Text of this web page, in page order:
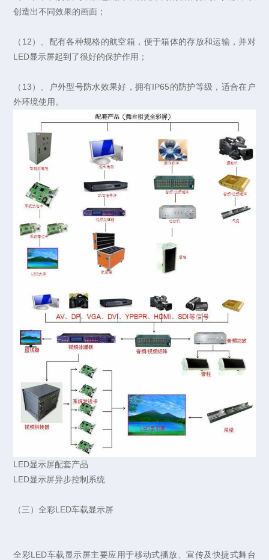
创造出不同效果的画面；
（12）、配有各种规格的航空箱，便于箱体的存放和运输，并对
LED显示屏起到了很好的保护作用；
（13）、户外型号防水效果好，拥有IP65的防护等级，适合在户
外环境使用。
LED显示屏配套产品
LED显示屏异步控制系统
（三）全彩LED车载显示屏
全彩LED车载显示屏主要应用于移动式播放、宣传及快捷式舞台